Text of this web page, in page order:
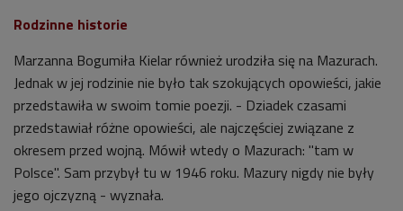
Rodzinne historie
Marzanna Bogumiła Kielar również urodziła się na Mazurach.
Jednak w jej rodzinie nie było tak szokujących opowieści, jakie
przedstawiła w swoim tomie poezji. - Dziadek czasami
przedstawiał różne opowieści, ale najczęściej związane z
okresem przed wojną. Mówił wtedy o Mazurach: "tam w
Polsce". Sam przybył tu w 1946 roku. Mazury nigdy nie były
jego ojczyzną - wyznała.